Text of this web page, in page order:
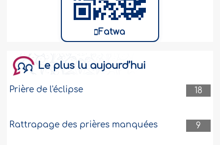
Fatwa
Le plus lu aujourd’hui
18
Prière de l'éclipse
9
Rattrapage des prières manquées